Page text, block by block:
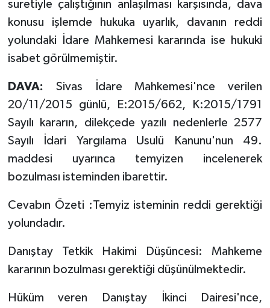
suretiyle çalıştığının anlaşılması karşısında, dava
konusu işlemde hukuka uyarlık, davanın reddi
yolundaki İdare Mahkemesi kararında ise hukuki
isabet görülmemiştir.
DAVA: Sivas İdare Mahkemesi'nce verilen
20/11/2015 günlü, E:2015/662, K:2015/1791
Sayılı kararın, dilekçede yazılı nedenlerle 2577
Sayılı İdari Yargılama Usulü Kanunu'nun 49.
maddesi uyarınca temyizen incelenerek
bozulması isteminden ibarettir.
Cevabın Özeti :Temyiz isteminin reddi gerektiği
yolundadır.
Danıştay Tetkik Hakimi Düşüncesi: Mahkeme
kararının bozulması gerektiği düşünülmektedir.
Hüküm veren Danıştay İkinci Dairesi'nce,